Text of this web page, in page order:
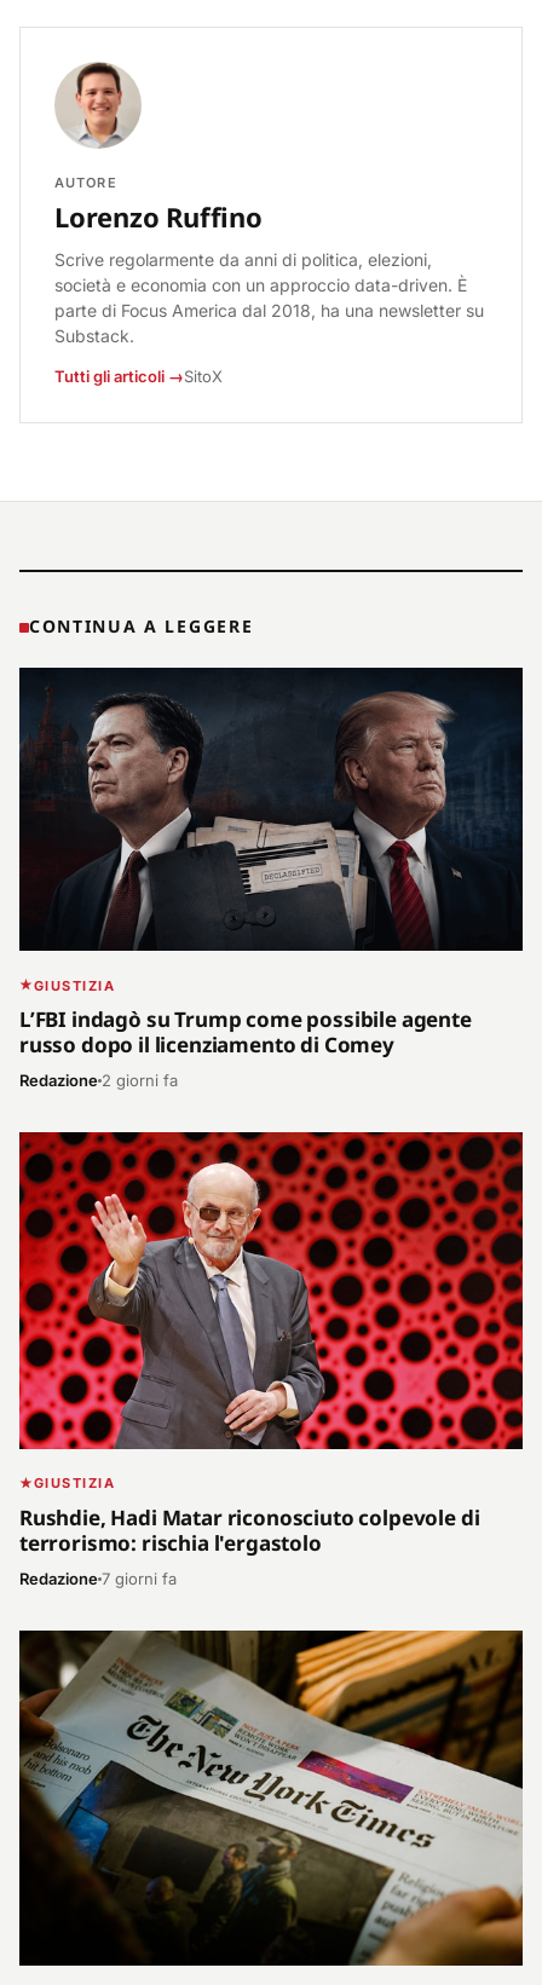
AUTORE
Lorenzo Ruffino
Scrive regolarmente da anni di politica, elezioni,
società e economia con un approccio data-driven. È
parte di Focus America dal 2018, ha una newsletter su
Substack.
Tutti gli articoli →SitoX
CONTINUA A LEGGERE
GIUSTIZIA
L’FBI indagò su Trump come possibile agente
russo dopo il licenziamento di Comey
Redazione 2 giorni fa
GIUSTIZIA
Rushdie, Hadi Matar riconosciuto colpevole di
terrorismo: rischia l'ergastolo
Redazione7 giorni fa